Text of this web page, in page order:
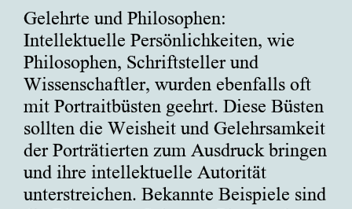
Gelehrte und Philosophen:
Intellektuelle Persönlichkeiten, wie
Philosophen, Schriftsteller und
Wissenschaftler, wurden ebenfalls oft
mit Portraitbüsten geehrt. Diese Büsten
sollten die Weisheit und Gelehrsamkeit
der Porträtierten zum Ausdruck bringen
und ihre intellektuelle Autorität
unterstreichen. Bekannte Beispiele sind